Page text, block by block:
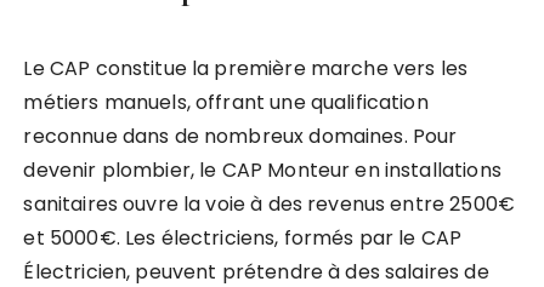
Le CAP constitue la première marche vers les
métiers manuels, offrant une qualification
reconnue dans de nombreux domaines. Pour
devenir plombier, le CAP Monteur en installations
sanitaires ouvre la voie à des revenus entre 2500€
et 5000€. Les électriciens, formés par le CAP
Électricien, peuvent prétendre à des salaires de